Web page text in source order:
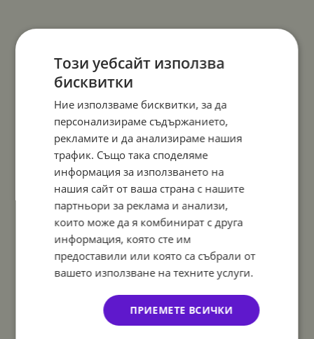
Този уебсайт използва
бисквитки
Ние използваме бисквитки, за да
персонализираме съдържанието,
рекламите и да анализираме нашия
трафик. Също така споделяме
информация за използването на
нашия сайт от ваша страна с нашите
партньори за реклама и анализи,
които може да я комбинират с друга
информация, която сте им
предоставили или която са събрали от
вашето използване на техните услуги.
ПРИЕМЕТЕ ВСИЧКИ